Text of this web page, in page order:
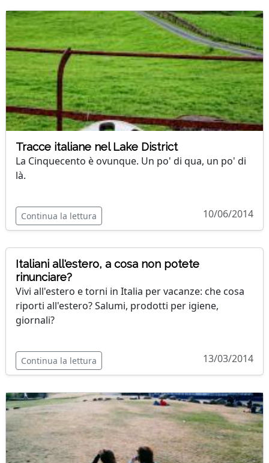
Tracce italiane nel Lake District
La Cinquecento è ovunque. Un po' di qua, un po' di
là.
Continua la lettura 10/06/2014
Italiani all'estero, a cosa non potete
rinunciare?
Vivi all'estero e torni in Italia per vacanze: che cosa
riporti all'estero? Salumi, prodotti per igiene,
giornali?
Continua la lettura 13/03/2014